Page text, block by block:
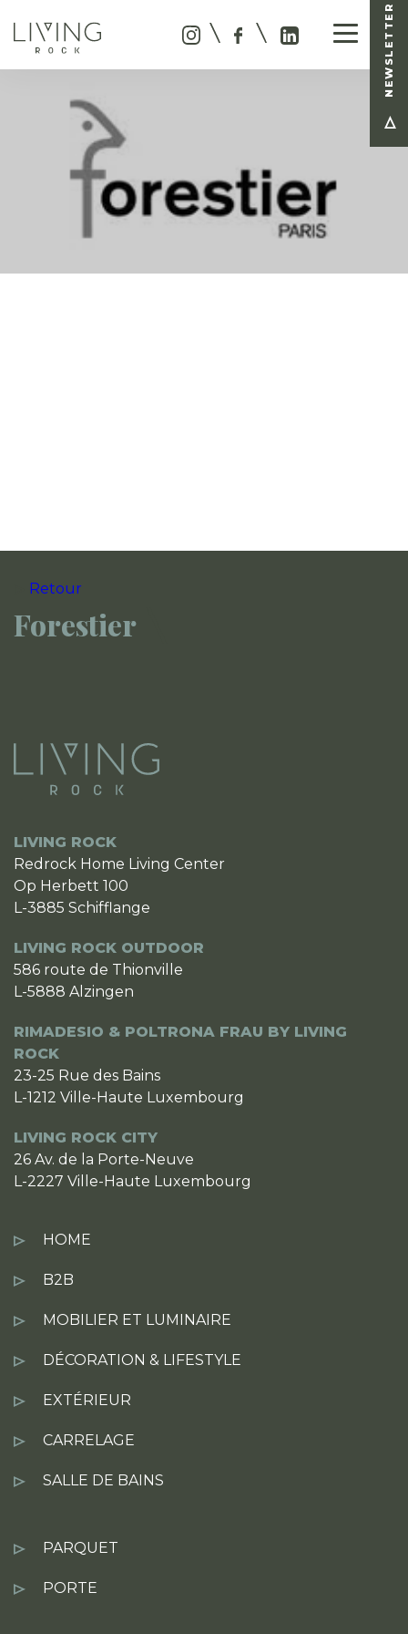
NEWSLETTER
Retour
Forestier
LIVING ROCK
Redrock Home Living Center
Op Herbett 100
L-3885 Schifflange
LIVING ROCK OUTDOOR
586 route de Thionville
L-5888 Alzingen
RIMADESIO & POLTRONA FRAU BY LIVING
ROCK
23-25 Rue des Bains
L-1212 Ville-Haute Luxembourg
LIVING ROCK CITY
26 Av. de la Porte-Neuve
L-2227 Ville-Haute Luxembourg
HOME
B2B
MOBILIER ET LUMINAIRE
DÉCORATION & LIFESTYLE
EXTÉRIEUR
CARRELAGE
SALLE DE BAINS
PARQUET
PORTE